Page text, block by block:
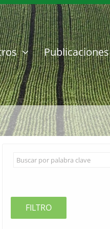
Publicaciones
FILTRO